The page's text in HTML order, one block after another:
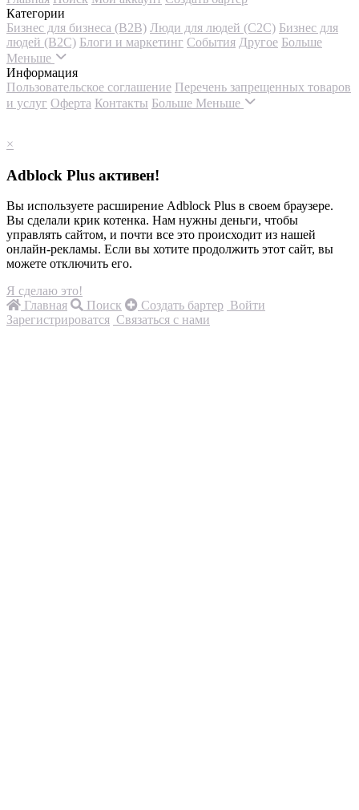
Категории
Бизнес для бизнеса (B2B) Люди для людей (С2С) Бизнес для
людей (B2C) Блоги и маркетинг События Другое Больше
Меньше
Информация
Пользовательское соглашение Перечень запрещенных товаров
и услуг Оферта Контакты Больше Меньше
×
Adblock Plus активен!
Вы используете расширение Adblock Plus в своем браузере.
Вы сделали крик котенка. Нам нужны деньги, чтобы
управлять сайтом, и почти все это происходит из нашей
онлайн-рекламы. Если вы хотите продолжить этот сайт, вы
можете отключить его.
Я сделаю это!
Главная
Поиск Создать бартер Войти
Зарегистрироватся Связаться с нами